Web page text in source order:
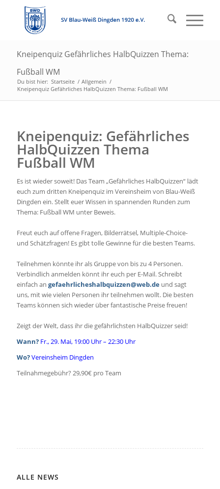
Kneipenquiz Gefährliches HalbQuizzen Thema:
Fußball WM
Du bist hier: Startseite / Allgemein /
Kneipenquiz Gefährliches HalbQuizzen Thema: Fußball WM
Kneipenquiz: Gefährliches
HalbQuizzen Thema
Fußball WM
Es ist wieder soweit! Das Team „Gefährliches HalbQuizzen“ lädt
euch zum dritten Kneipenquiz im Vereinsheim von Blau-Weiß
Dingden ein. Stellt euer Wissen in spannenden Runden zum
Thema: Fußball WM unter Beweis.
Freut euch auf offene Fragen, Bilderrätsel, Multiple-Choice-
und Schätzfragen! Es gibt tolle Gewinne für die besten Teams.
Teilnehmen könnte ihr als Gruppe von bis zu 4 Personen.
Verbindlich anmelden könnt ihr euch per E-Mail. Schreibt
einfach an gefaehrlicheshalbquizzen@web.deund sagt
uns, mit wie vielen Personen ihr teilnehmen wollt. Die besten
Teams können sich wieder über fantastische Preise freuen!
Zeigt der Welt, dass ihr die gefährlichsten HalbQuizzer seid!
Wann? Fr., 29. Mai, 19:00 Uhr – 22:30 Uhr
Wo?Vereinsheim Dingden
Teilnahmegebühr? 29,90€ pro Team
ALLE NEWS